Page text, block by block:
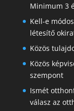
Minimum 3
Kell-e
létesítő
Közös
Közös
szempont
Ismét
válasz az